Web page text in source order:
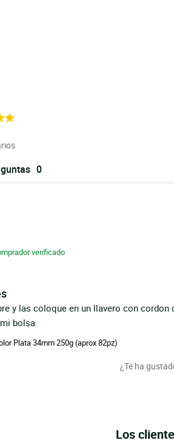
y las coloque en un llavero con cordon
bolsa.
Plata 34mm 250g (aprox 82pz)
¿Te ha
Los